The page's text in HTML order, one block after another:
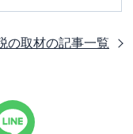
の取材の記事一覧